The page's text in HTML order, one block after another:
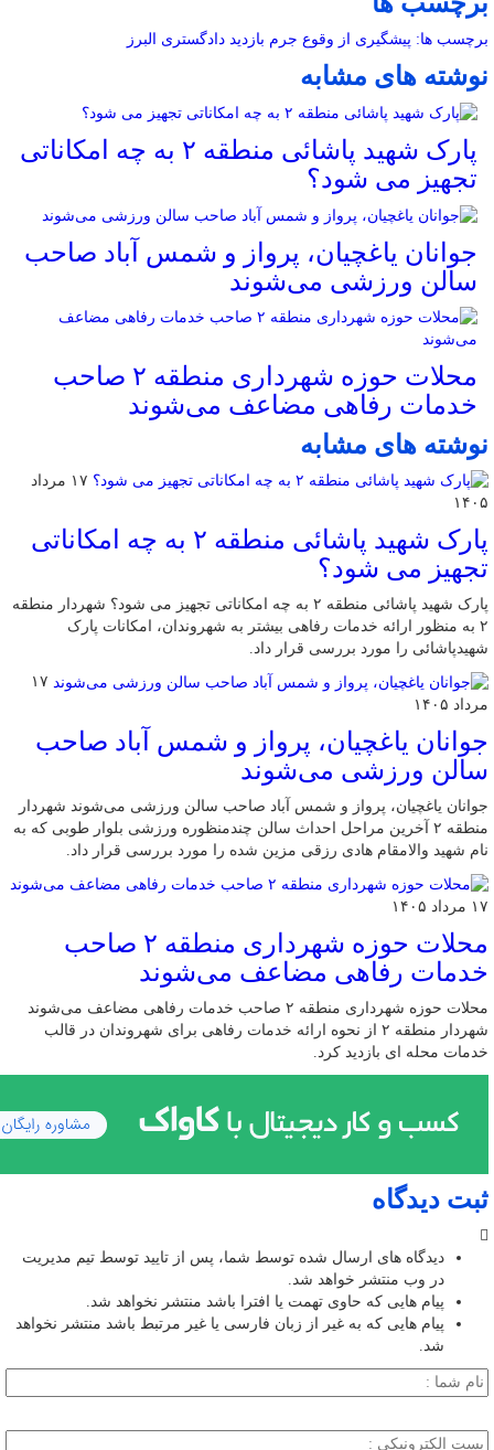
برچسب ها: پیشگیری از وقوع جرم بازدید دادگستری البرز
نوشته های مشابه
پارک شهید پاشائی منطقه ۲ به چه امکاناتی
تجهیز می شود؟
جوانان یاغچیان، پرواز و شمس آباد صاحب
سالن ورزشی می‌شوند
محلات حوزه شهرداری منطقه ۲ صاحب
خدمات رفاهی مضاعف می‌شوند
نوشته های مشابه
۱۷ مرداد
۱۴۰۵
پارک شهید پاشائی منطقه ۲ به چه امکاناتی
تجهیز می شود؟
پارک شهید پاشائی منطقه ۲ به چه امکاناتی تجهیز می شود؟ شهردار منطقه
۲ به منظور ارائه خدمات رفاهی بیشتر به شهروندان، امکانات پارک
شهیدپاشائی را مورد بررسی قرار داد.
۱۷
مرداد ۱۴۰۵
جوانان یاغچیان، پرواز و شمس آباد صاحب
سالن ورزشی می‌شوند
جوانان یاغچیان، پرواز و شمس آباد صاحب سالن ورزشی می‌شوند شهردار
منطقه ۲ آخرین مراحل احداث سالن چندمنظوره ورزشی بلوار طوبی که به
نام شهید والامقام هادی رزقی مزین شده را مورد بررسی قرار داد.
۱۷ مرداد ۱۴۰۵
محلات حوزه شهرداری منطقه ۲ صاحب
خدمات رفاهی مضاعف می‌شوند
محلات حوزه شهرداری منطقه ۲ صاحب خدمات رفاهی مضاعف می‌شوند
شهردار منطقه ۲ از نحوه ارائه خدمات رفاهی برای شهروندان در قالب
خدمات محله ای بازدید کرد.
ثبت دیدگاه
دیدگاه های ارسال شده توسط شما، پس از تایید توسط تیم مدیریت
در وب منتشر خواهد شد.
پیام هایی که حاوی تهمت یا افترا باشد منتشر نخواهد شد.
پیام هایی که به غیر از زبان فارسی یا غیر مرتبط باشد منتشر نخواهد
شد.